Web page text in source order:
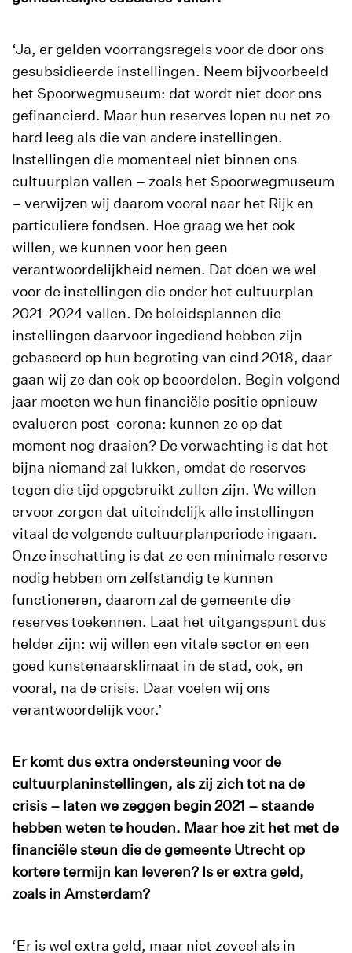
‘Ja, er gelden voorrangsregels voor de door ons
gesubsidieerde instellingen. Neem bijvoorbeeld
het Spoorwegmuseum: dat wordt niet door ons
gefinancierd. Maar hun reserves lopen nu net zo
hard leeg als die van andere instellingen.
Instellingen die momenteel niet binnen ons
cultuurplan vallen – zoals het Spoorwegmuseum
– verwijzen wij daarom vooral naar het Rijk en
particuliere fondsen. Hoe graag we het ook
willen, we kunnen voor hen geen
verantwoordelijkheid nemen. Dat doen we wel
voor de instellingen die onder het cultuurplan
2021-2024 vallen. De beleidsplannen die
instellingen daarvoor ingediend hebben zijn
gebaseerd op hun begroting van eind 2018, daar
gaan wij ze dan ook op beoordelen. Begin volgend
jaar moeten we hun financiële positie opnieuw
evalueren post-corona: kunnen ze op dat
moment nog draaien? De verwachting is dat het
bijna niemand zal lukken, omdat de reserves
tegen die tijd opgebruikt zullen zijn. We willen
ervoor zorgen dat uiteindelijk alle instellingen
vitaal de volgende cultuurplanperiode ingaan.
Onze inschatting is dat ze een minimale reserve
nodig hebben om zelfstandig te kunnen
functioneren, daarom zal de gemeente die
reserves toekennen. Laat het uitgangspunt dus
helder zijn: wij willen een vitale sector en een
goed kunstenaarsklimaat in de stad, ook, en
vooral, na de crisis. Daar voelen wij ons
verantwoordelijk voor.’
Er komt dus extra ondersteuning voor de
cultuurplaninstellingen, als zij zich tot na de
crisis – laten we zeggen begin 2021 – staande
hebben weten te houden. Maar hoe zit het met de
financiële steun die de gemeente Utrecht op
kortere termijn kan leveren? Is er extra geld,
zoals in Amsterdam?
‘Er is wel extra geld, maar niet zoveel als in